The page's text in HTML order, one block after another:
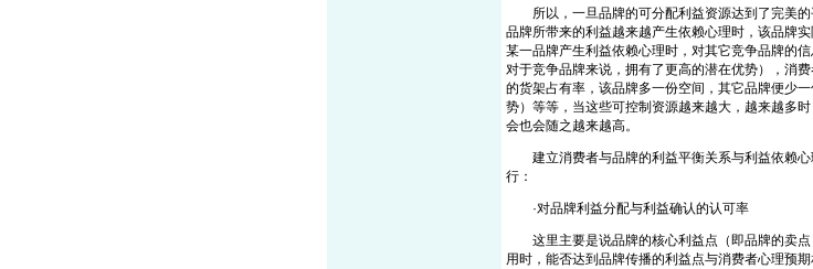
所以，一旦品牌的可分配利益资源达到了完美的
品牌所带来的利益越来越产生依赖心理时，该品牌
某一品牌产生利益依赖心理时，对其它竞争品牌的
对于竞争品牌来说，拥有了更高的潜在优势），消
的货架占有率，该品牌多一份空间，其它品牌便少
势）等等，当这些可控制资源越来越大，越来越多
会也会随之越来越高。
建立消费者与品牌的利益平衡关系与利益依赖心
行：
·对品牌利益分配与利益确认的认可率
这里主要是说品牌的核心利益点（即品牌的卖点
用时，能否达到品牌传播的利益点与消费者心理预